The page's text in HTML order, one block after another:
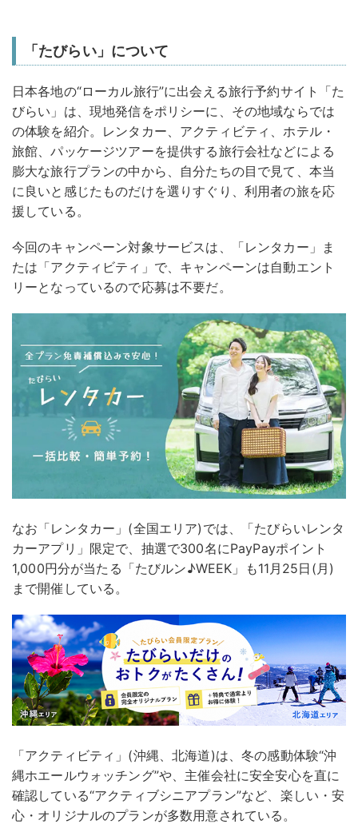
「たびらい」について
日本各地の“ローカル旅行”に出会える旅行予約サイト「た
びらい」は、現地発信をポリシーに、その地域ならでは
の体験を紹介。レンタカー、アクティビティ、ホテル・
旅館、パッケージツアーを提供する旅行会社などによる
膨大な旅行プランの中から、自分たちの目で見て、本当
に良いと感じたものだけを選りすぐり、利用者の旅を応
援している。
今回のキャンペーン対象サービスは、「レンタカー」ま
たは「アクティビティ」で、キャンペーンは自動エント
リーとなっているので応募は不要だ。
なお「レンタカー」(全国エリア)では、「たびらいレンタ
カーアプリ」限定で、抽選で300名にPayPayポイント
1,000円分が当たる「たびルン♪WEEK」も11月25日(月)
まで開催している。
「アクティビティ」(沖縄、北海道)は、冬の感動体験“沖
縄ホエールウォッチング”や、主催会社に安全安心を直に
確認している“アクティブシニアプラン”など、楽しい・安
心・オリジナルのプランが多数用意されている。